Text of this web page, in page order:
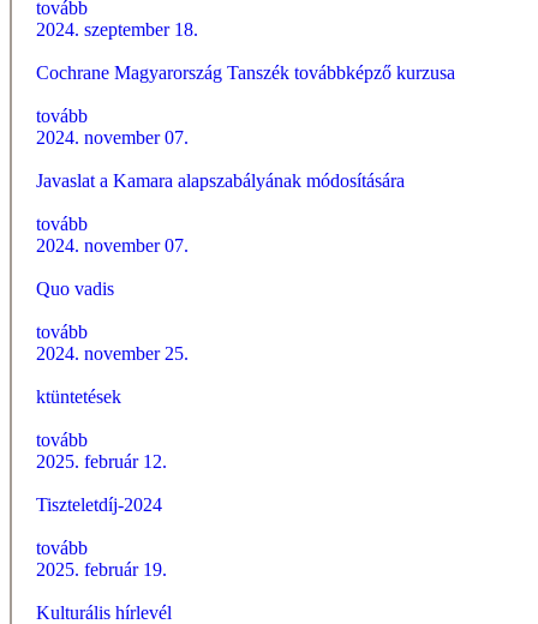
tovább
2024. szeptember 18.
Cochrane Magyarország Tanszék továbbképző kurzusa
tovább
2024. november 07.
Javaslat a Kamara alapszabályának módosítására
tovább
2024. november 07.
Quo vadis
tovább
2024. november 25.
ktüntetések
tovább
2025. február 12.
Tiszteletdíj-2024
tovább
2025. február 19.
Kulturális hírlevél